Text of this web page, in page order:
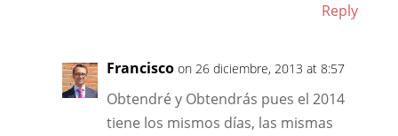
Reply
Francisco on 26 diciembre, 2013 at 8:57
Obtendré y Obtendrás pues el 2014
tiene los mismos días, las mismas